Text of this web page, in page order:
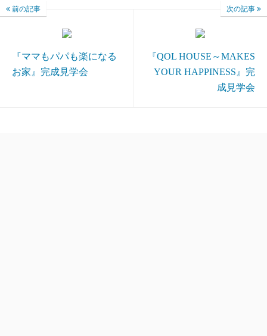
前の記事
『ママもパパも楽になる
お家』完成見学会
次の記事
『QOL HOUSE～MAKES
YOUR HAPPINESS』完
成見学会